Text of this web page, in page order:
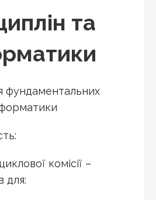
та
фундаментальних
циклової комісії –
для: